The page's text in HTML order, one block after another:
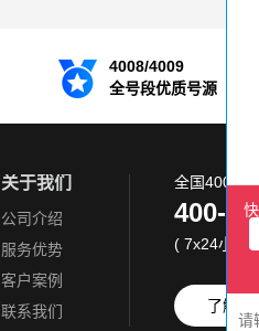
4008/4009
全号段优质号源
关于我们
公司介绍
服务优势
客户案例
联系我们
全国400电
400-
( 7x24小时 )
了解更多